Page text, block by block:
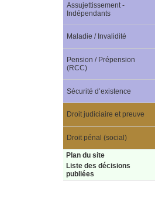
Assujettissement -
Indépendants
Maladie / Invalidité
Pension / Prépension
(RCC)
Sécurité d’existence
Droit judiciaire et preuve
Droit pénal (social)
Plan du site
Liste des décisions
publiées